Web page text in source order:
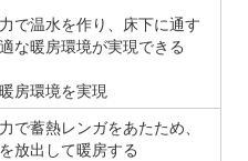
で温水を作り、床下に通す
な暖房環境が実現できる
房環境を実現
で蓄熱レンガをあたため、
放出して暖房する